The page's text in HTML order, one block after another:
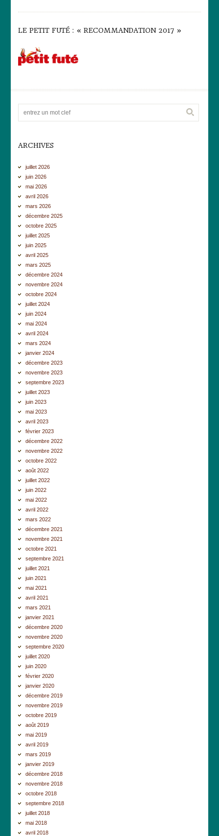
LE PETIT FUTÉ : « RECOMMANDATION 2017 »
ARCHIVES
juillet 2026
juin 2026
mai 2026
avril 2026
mars 2026
décembre 2025
octobre 2025
juillet 2025
juin 2025
avril 2025
mars 2025
décembre 2024
novembre 2024
octobre 2024
juillet 2024
juin 2024
mai 2024
avril 2024
mars 2024
janvier 2024
décembre 2023
novembre 2023
septembre 2023
juillet 2023
juin 2023
mai 2023
avril 2023
février 2023
décembre 2022
novembre 2022
octobre 2022
août 2022
juillet 2022
juin 2022
mai 2022
avril 2022
mars 2022
décembre 2021
novembre 2021
octobre 2021
septembre 2021
juillet 2021
juin 2021
mai 2021
avril 2021
mars 2021
janvier 2021
décembre 2020
novembre 2020
septembre 2020
juillet 2020
juin 2020
février 2020
janvier 2020
décembre 2019
novembre 2019
octobre 2019
août 2019
mai 2019
avril 2019
mars 2019
janvier 2019
décembre 2018
novembre 2018
octobre 2018
septembre 2018
juillet 2018
mai 2018
avril 2018